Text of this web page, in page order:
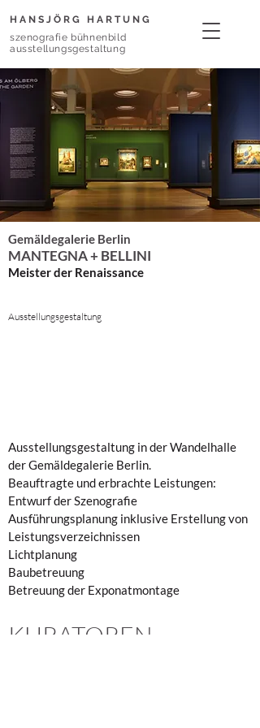
HANSJÖRG HARTUNG
szenografie bühnenbild
ausstellungsgestaltung
Gemäldegalerie Berlin
MANTEGNA + BELLINI
Meister der Renaissance
Ausstellungsgestaltung
Ausstellungsgestaltung in der Wandelhalle
der Gemäldegalerie Berlin.
Beauftragte und erbrachte Leistungen:
Entwurf der Szenografie
Ausführungsplanung inklusive Erstellung von
Leistungsverzeichnissen
Lichtplanung
Baubetreuung
Betreuung der Exponatmontage
KURATOREN